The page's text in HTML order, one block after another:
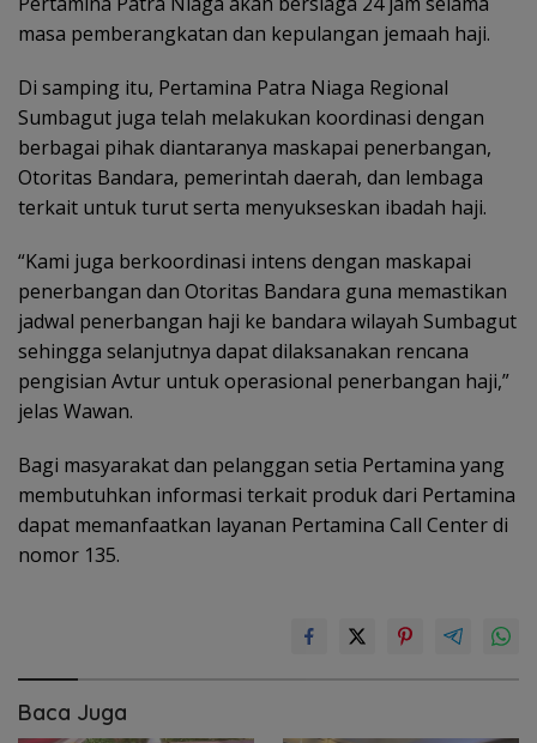
masa pemberangkatan dan kepulangan jemaah haji.
Di samping itu, Pertamina Patra Niaga Regional
Sumbagut juga telah melakukan koordinasi dengan
berbagai pihak diantaranya maskapai penerbangan,
Otoritas Bandara, pemerintah daerah, dan lembaga
terkait untuk turut serta menyukseskan ibadah haji.
“Kami juga berkoordinasi intens dengan maskapai
penerbangan dan Otoritas Bandara guna memastikan
jadwal penerbangan haji ke bandara wilayah Sumbagut
sehingga selanjutnya dapat dilaksanakan rencana
pengisian Avtur untuk operasional penerbangan haji,”
jelas Wawan.
Bagi masyarakat dan pelanggan setia Pertamina yang
membutuhkan informasi terkait produk dari Pertamina
dapat memanfaatkan layanan Pertamina Call Center di
nomor 135.
Baca Juga